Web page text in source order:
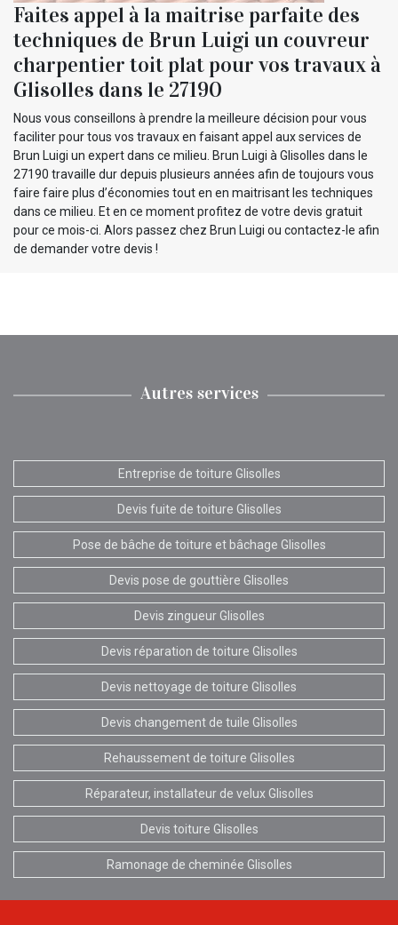
Faites appel à la maitrise parfaite des
techniques de Brun Luigi un couvreur
charpentier toit plat pour vos travaux à
Glisolles dans le 27190
Nous vous conseillons à prendre la meilleure décision pour vous
faciliter pour tous vos travaux en faisant appel aux services de
Brun Luigi un expert dans ce milieu. Brun Luigi à Glisolles dans le
27190 travaille dur depuis plusieurs années afin de toujours vous
faire faire plus d’économies tout en en maitrisant les techniques
dans ce milieu. Et en ce moment profitez de votre devis gratuit
pour ce mois-ci. Alors passez chez Brun Luigi ou contactez-le afin
de demander votre devis !
Autres services
Entreprise de toiture Glisolles
Devis fuite de toiture Glisolles
Pose de bâche de toiture et bâchage Glisolles
Devis pose de gouttière Glisolles
Devis zingueur Glisolles
Devis réparation de toiture Glisolles
Devis nettoyage de toiture Glisolles
Devis changement de tuile Glisolles
Rehaussement de toiture Glisolles
Réparateur, installateur de velux Glisolles
Devis toiture Glisolles
Ramonage de cheminée Glisolles